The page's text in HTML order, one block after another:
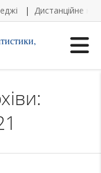
Дистанційне